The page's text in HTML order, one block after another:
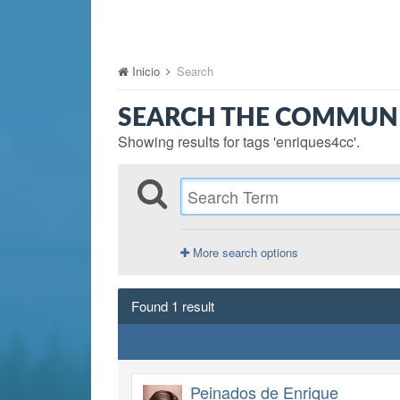
Inicio Search
SEARCH THE
Showing results for tags 'enriques4cc'.
More search options
Found 1 result
Peinados de Enrique